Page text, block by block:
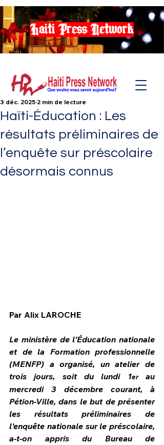
Haiti Press Network
HPN Live
Haïti-Éducation : Les
résultats préliminaires de
l’enquête sur préscolaire
désormais connus
3 déc. 2025 2 min de lecture
Par Alix LAROCHE
Le ministère de l’Éducation nationale
et de la Formation professionnelle
(MENFP) a organisé, un atelier de
trois jours, soit du lundi 1er au
mercredi 3 décembre courant, à
Pétion-Ville, dans le but de présenter
les résultats préliminaires de
l’enquête nationale sur le préscolaire,
a-t-on appris du Bureau de